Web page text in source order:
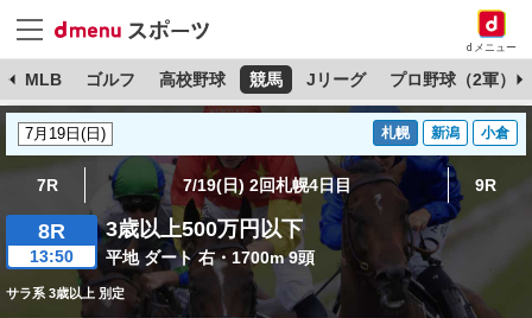
dメニュー
MLB ゴルフ 高校野球 競馬 Jリーグ プロ野球（2軍）
札幌 新潟 小倉
7R 7/19(日) 2回札幌4日目 9R
8R
13:50
3歳以上500万円以下
平地 ダート 右・1700m 9頭
サラ系 3歳以上 別定